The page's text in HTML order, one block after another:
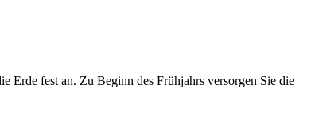
Erde fest an. Zu Beginn des Frühjahrs versorgen Sie die